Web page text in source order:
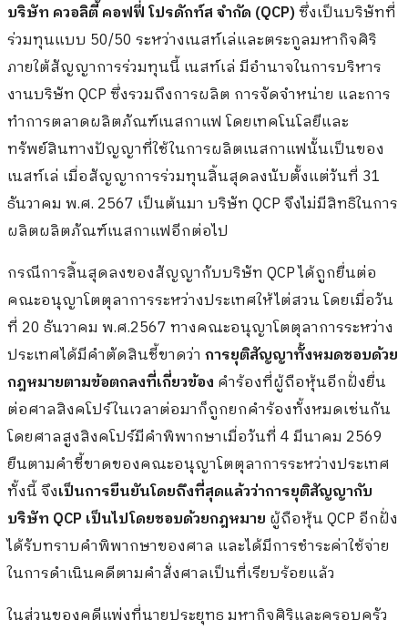
บริษัท ควอลิตี้ คอฟฟี่ โปรดักท์ส จำกัด (QCP)ซึ่งเป็นบริษัทที่
ร่วมทุนแบบ 50/50 ระหว่างเนสท์เล่และตระกูลมหากิจศิริ
ภายใต้สัญญาการร่วมทุนนี้ เนสท์เล่ มีอำนาจในการบริหาร
งานบริษัท QCP ซึ่งรวมถึงการผลิต การจัดจำหน่าย และการ
ทำการตลาดผลิตภัณฑ์เนสกาแฟ โดยเทคโนโลยีและ
ทรัพย์สินทางปัญญาที่ใช้ในการผลิตเนสกาแฟนั้นเป็นของ
เนสท์เล่ เมื่อสัญญาการร่วมทุนสิ้นสุดลงนับตั้งแต่วันที่ 31
ธันวาคม พ.ศ. 2567 เป็นต้นมา บริษัท QCP จึงไม่มีสิทธิในการ
ผลิตผลิตภัณฑ์เนสกาแฟอีกต่อไป
กรณีการสิ้นสุดลงของสัญญากับบริษัท QCP ได้ถูกยื่นต่อ
คณะอนุญาโตตุลาการระหว่างประเทศให้ไต่สวน โดยเมื่อวัน
ที่ 20 ธันวาคม พ.ศ.2567 ทางคณะอนุญาโตตุลาการระหว่าง
ประเทศได้มีคำตัดสินชี้ขาดว่า การยุติสัญญาทั้งหมดชอบด้วย
กฎหมายตามข้อตกลงที่เกี่ยวข้อง คำร้องที่ผู้ถือหุ้นอีกฝั่งยื่น
ต่อศาลสิงคโปร์ในเวลาต่อมาก็ถูกยกคำร้องทั้งหมดเช่นกัน
โดยศาลสูงสิงคโปร์มีคำพิพากษาเมื่อวันที่ 4 มีนาคม 2569
ยืนตามคำชี้ขาดของคณะอนุญาโตตุลาการระหว่างประเทศ
ทั้งนี้ จึงเป็นการยืนยันโดยถึงที่สุดแล้วว่าการยุติสัญญากับ
บริษัท QCP เป็นไปโดยชอบด้วยกฎหมาย ผู้ถือหุ้น QCP อีกฝั่ง
ได้รับทราบคำพิพากษาของศาล และได้มีการชำระค่าใช้จ่าย
ในการดำเนินคดีตามคำสั่งศาลเป็นที่เรียบร้อยแล้ว
ในส่วนของคดีแพ่งที่นายประยุทธ มหากิจศิริและครอบครัว